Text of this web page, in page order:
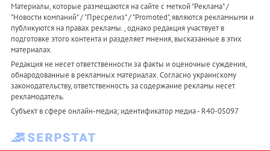
Материалы, которые размещаются на сайте с меткой "Реклама" /
"Новости компаний" / "Пресрелиз" / "Promoted", являются рекламными и
публикуются на правах рекламы. , однако редакция участвует в
подготовке этого контента и разделяет мнения, высказанные в этих
материалах.
Редакция не несет ответственности за факты и оценочные суждения,
обнародованные в рекламных материалах. Согласно украинскому
законодательству, ответственность за содержание рекламы несет
рекламодатель.
Субъект в сфере онлайн-медиа; идентификатор медиа - R40-05097